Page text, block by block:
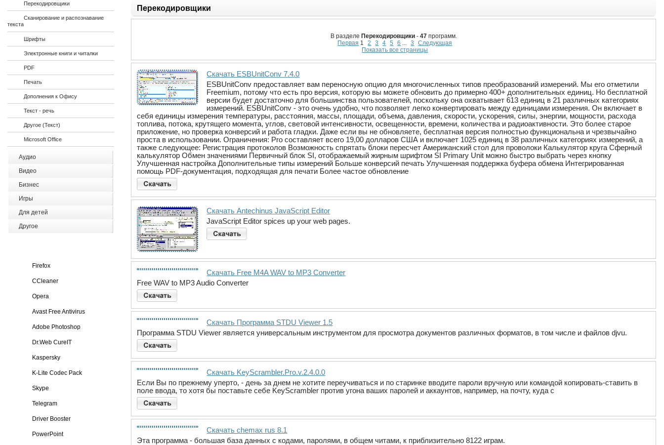
Перекодировщики
Сканирование и распознавание
текста
Шрифты
Электронные книги и читалки
PDF
Печать
Дополнения к Офису
Текст - речь
Другое (Текст)
Microsoft Office
Аудио
Видео
Бизнес
Игры
Для детей
Другое
Firefox
CCleaner
Opera
Avast Free Antivirus
Adobe Photoshop
Dr.Web CureIT
Kaspersky
K-Lite Codec Pack
Skype
Telegram
Driver Booster
PowerPoint
Перекодировщики
В разделе Перекодировщики- 47программ.
Первая 1 2 3 4 5 6 ... 3
Следующая
Показать все страницы
Скачать ESBUnitConv 7.4.0
ESBUnitConv предоставляет вам переносную опцию для многочисленных типов преобразований измерений. Мы его отметили
Freemium, потому что есть про версия, которую вы можете обновить до примерно 400+ дополнительных единиц. Но бесплатной
версии будет достаточно для большинства пользователей, поскольку она охватывает 613 единиц в 21 различных категориях
измерений. ESBUnitConv - это очень удобно, что позволяет легко конвертировать между единицами измерения. Он включает в
себя единицы измерения температуры, расстояния, массы, площади, объема, давления, скорости, ускорения, силы, энергии, мощности, расхода
топлива, потока, крутящего момента, углов, световой интенсивности, освещенности, времени, количества и радиоактивности. Это более старое
приложение, но проверка конверсий и работа гладки. Даже если вы не обновляете, бесплатная версия полностью функциональна и чрезвычайно
проста в использовании. Ограничения: Pro составляет всего 19,00 долларов США и включает 1025 единиц в 38 различных категориях измерений, а
также следующее: Регистрация протоколов Возможность спрятать блоки пересчет Американский стол для проволоки Калькулятор круга Сферный
калькулятор Обмен значениями Первичный блок SI, отображаемый жирным шрифтом SI Primary Unit можно быстро выбрать через кнопку
Улучшенная настройка Дополнительные типы измерений Больше конверсий печать Улучшенная поддержка буфера обмена Интегрированная
помощь PDF-документация, подходящая для печати Более частое обновление
Скачать Antechinus JavaScript Editor
JavaScript Editor spices up your web pages.
Скачать Free M4A WAV to MP3 Converter
Free WAV to MP3 Audio Converter
Скачать Программа STDU Viewer 1.5
Программа STDU Viewer является универсальным инструментом для просмотра документов различных форматов, в том числе и файлов djvu.
Скачать KeyScrambler.Pro.v.2.4.0.0
Если Вы по прежнему уперто, - день за днем не хотите переучиваться и по старинке вводите пароли вручную или командой копировать-ставить в
поле ввода, то хотя бы поставьте себе KeyScrambler против угона ваших паролей и аккаунтов, например, на почту, куда с
Скачать chemax rus 8.1
Эта программа - большая база данных с кодами, паролями, в общем читами, к приблизительно 8122 играм.